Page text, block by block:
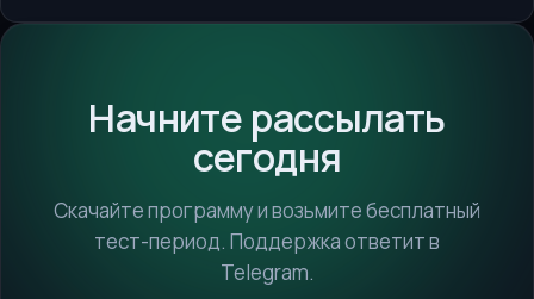
Начните рассылать
сегодня
Скачайте программу и возьмите бесплатный
тест-период. Поддержка ответит в
Telegram.